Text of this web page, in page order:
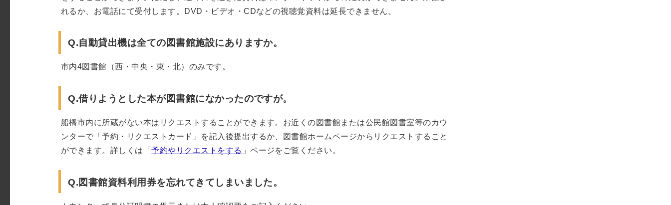
れるか、お電話にて受付します。DVD・ビデオ・CDなどの視聴覚資料は延長できません。
Q.自動貸出機は全ての図書館施設にありますか。
市内4図書館（西・中央・東・北）のみです。
Q.借りようとした本が図書館になかったのですが。
船橋市内に所蔵がない本はリクエストすることができます。お近くの図書館または公民館図書室等のカウ
ンターで「予約・リクエストカード」を記入後提出するか、図書館ホームページからリクエストすること
ができます。詳しくは「予約やリクエストをする 」ページをご覧ください。
Q.図書館資料利用券を忘れてきてしまいました。